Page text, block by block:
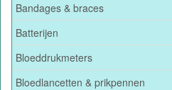
Bandages & braces
Batterijen
Bloeddrukmeters
Bloedlancetten & prikpennen